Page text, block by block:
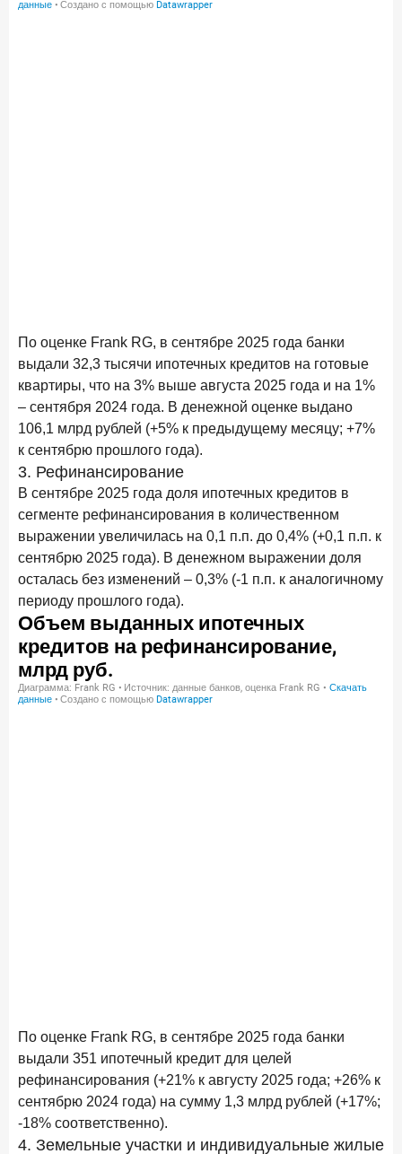
По оценке Frank RG, в сентябре 2025 года банки
выдали 32,3 тысячи ипотечных кредитов на готовые
квартиры, что на 3% выше августа 2025 года и на 1%
– сентября 2024 года. В денежной оценке выдано
106,1 млрд рублей (+5% к предыдущему месяцу; +7%
к сентябрю прошлого года).
3. Рефинансирование
В сентябре 2025 года доля ипотечных кредитов в
сегменте рефинансирования в количественном
выражении увеличилась на 0,1 п.п. до 0,4% (+0,1 п.п. к
сентябрю 2025 года). В денежном выражении доля
осталась без изменений – 0,3% (-1 п.п. к аналогичному
периоду прошлого года).
По оценке Frank RG, в сентябре 2025 года банки
выдали 351 ипотечный кредит для целей
рефинансирования (+21% к августу 2025 года; +26% к
сентябрю 2024 года) на сумму 1,3 млрд рублей (+17%;
-18% соответственно).
4. Земельные участки и индивидуальные жилые